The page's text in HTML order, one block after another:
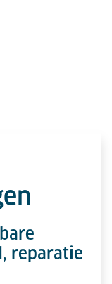
reparatie